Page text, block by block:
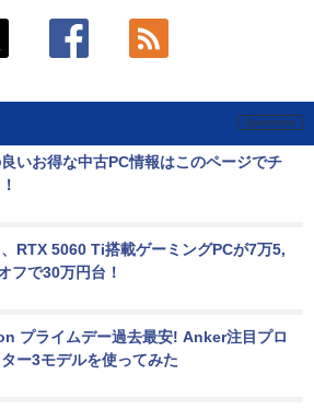
いお得な中古PC情報はこのページでチ
RTX 5060 Ti搭載ゲーミングPCが7万5,
フで30万円台！
プライムデー過去最安! Anker注目プロ
ー3モデルを使ってみた